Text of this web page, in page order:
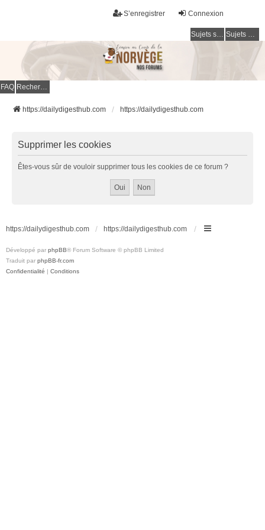
Connexion
S’enregistrer
Sujets sans réponse Sujets actifs
FAQ Rechercher
https://dailydigesthub.com https://dailydigesthub.com
Supprimer les cookies
Êtes-vous sûr de vouloir supprimer tous les cookies de ce forum ?
https://dailydigesthub.com https://dailydigesthub.com
Développé par phpBB® Forum Software © phpBB Limited
Traduit par phpBB-fr.com
Confidentialité | Conditions